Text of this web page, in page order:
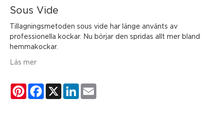
Sous Vide
Tillagningsmetoden sous vide har länge använts av
professionella kockar. Nu börjar den spridas allt mer bland
hemmakockar.
Läs mer
PinterestFacebook
X LinkedIn